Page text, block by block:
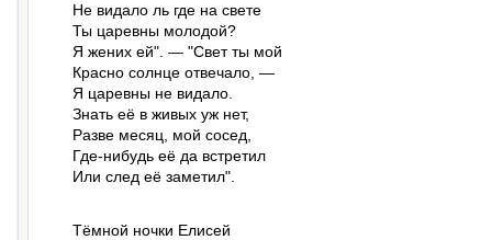
Не видало ль где на свете
Ты царевны молодой?
Я жених ей". — "Свет ты мой
Красно солнце отвечало, —
Я царевны не видало.
Знать её в живых уж нет,
Разве месяц, мой сосед,
Где-нибудь её да встретил
Или след её заметил".
Тёмной ночки Елисей